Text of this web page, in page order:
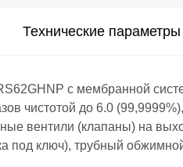
Технические параметры
с мембранной
чистотой до 6.0
вентили (клапаны) на
под ключ), трубный